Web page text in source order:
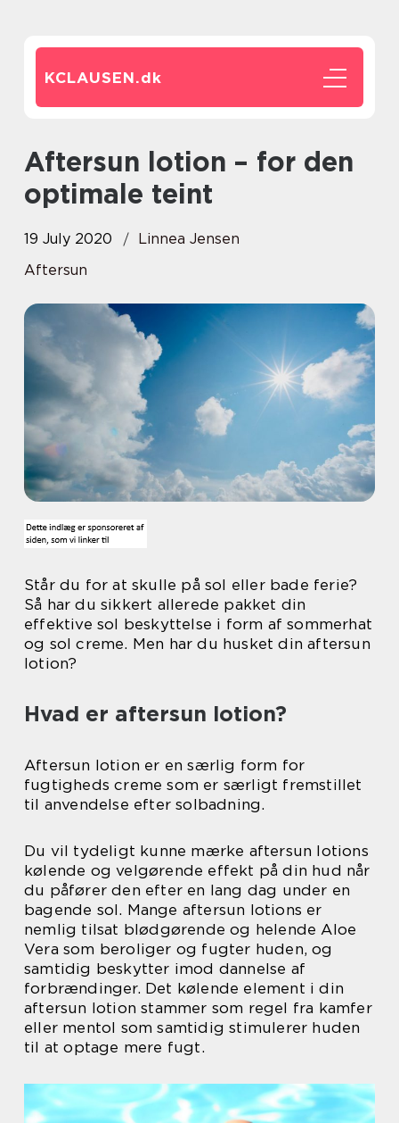
KCLAUSEN.dk
Aftersun lotion – for den
optimale teint
19 July 2020
Linnea Jensen
Aftersun
Står du for at skulle på sol eller bade ferie?
Så har du sikkert allerede pakket din
effektive sol beskyttelse i form af sommerhat
og sol creme. Men har du husket din aftersun
lotion?
Hvad er aftersun lotion?
Aftersun lotion er en særlig form for
fugtigheds creme som er særligt fremstillet
til anvendelse efter solbadning.
Du vil tydeligt kunne mærke aftersun lotions
kølende og velgørende effekt på din hud når
du påfører den efter en lang dag under en
bagende sol. Mange aftersun lotions er
nemlig tilsat blødgørende og helende Aloe
Vera som beroliger og fugter huden, og
samtidig beskytter imod dannelse af
forbrændinger. Det kølende element i din
aftersun lotion stammer som regel fra kamfer
eller mentol som samtidig stimulerer huden
til at optage mere fugt.